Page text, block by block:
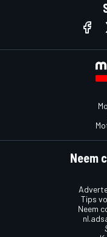
Neem
Tips
Neem